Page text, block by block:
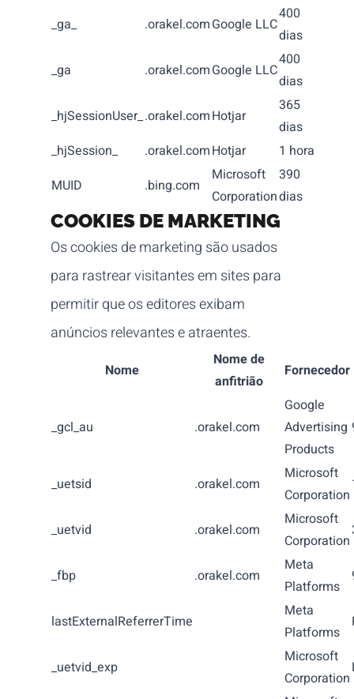
_ga_ .orakel.comGoogle LLC
400
dias
_ga
.orakel.comGoogle LLC
400
dias
_hjSessionUser_.orakel.comHotjar
365
dias
_hjSession_
.orakel.comHotjar
1 hora
MUID
.bing.com
Microsoft
Corporation
390
dias
COOKIES DE MARKETING
Os cookies de marketing são usados
para rastrear visitantes em sites para
permitir que os editores exibam
anúncios relevantes e atraentes.
Nome
Nome de
anfitrião
Fornecedor
_gcl_au .orakel.com
Google
Advertising
Products
_uetsid .orakel.com
Microsoft
Corporation
_uetvid .orakel.com
Microsoft
Corporation
_fbp .orakel.com
Meta
Platforms
lastExternalReferrerTime
Meta
Platforms
_uetvid_exp
Microsoft
Corporation